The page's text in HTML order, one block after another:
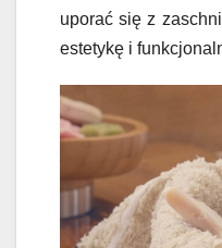
uporać się z
estetykę i